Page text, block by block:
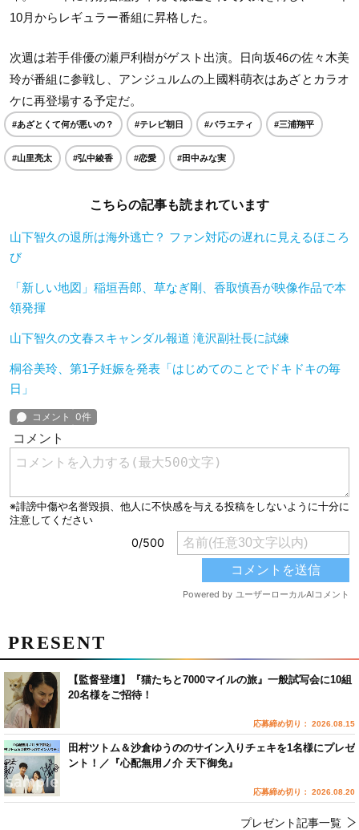
10月からレギュラー番組に昇格した。
次週は若手俳優の瀬戸利樹がゲスト出演。日向坂46の佐々木美
玲が番組に参戦し、アンジュルムの上國料萌衣はあざとカラオ
ケに再登場する予定だ。
#あざとくて何が悪いの？ #テレビ朝日 #バラエティ #三浦翔平
#山里亮太 #弘中綾香 #恋愛 #田中みな実
こちらの記事も読まれています
山下智久の退所は海外逃亡？ ファン対応の遅れに見えるほころ
び
「新しい地図」稲垣吾郎、草なぎ剛、香取慎吾が映像作品で本
領発揮
山下智久の文春スキャンダル報道 滝沢副社長に試練
桐谷美玲、第1子妊娠を発表「はじめてのことでドキドキの毎
日」
PRESENT
【監督登壇】『猫たちと7000マイルの旅』一般試写会に10組
20名様をご招待！
応募締め切り： 2026.08.15
田村ツトム＆沙倉ゆうののサイン入りチェキを1名様にプレゼ
ント！／『心配無用ノ介 天下御免』
応募締め切り： 2026.08.20
プレゼント記事一覧